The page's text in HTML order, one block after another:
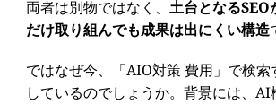
両者は別物ではなく、 土台となる
だけ取り組んでも成果は出にくい構造
ではなぜ今、「AIO対策 費用」で検索
しているのでしょうか。背景には、